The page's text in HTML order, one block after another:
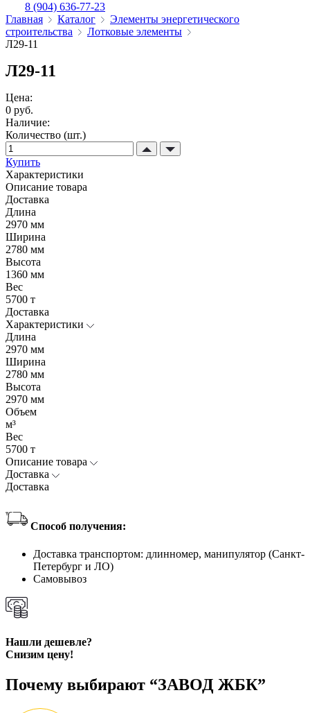
8 (904) 636-77-23
Главная
Каталог
Элементы энергетического
строительства
Лотковые элементы
Л29-11
Л29-11
Цена:
0 руб.
Наличие:
Количество (шт.)
Купить
Характеристики
Описание товара
Доставка
Длина
2970 мм
Ширина
2780 мм
Высота
1360 мм
Вес
5700 т
Доставка
Характеристики
Длина
2970 мм
Ширина
2780 мм
Высота
2970 мм
Объем
м³
Вес
5700 т
Описание товара
Доставка
Доставка
Способ получения:
Доставка транспортом: длинномер, манипулятор (Санкт-
Петербург и ЛО)
Самовывоз
Нашли дешевле?
Снизим цену!
Почему выбирают “ЗАВОД ЖБК”